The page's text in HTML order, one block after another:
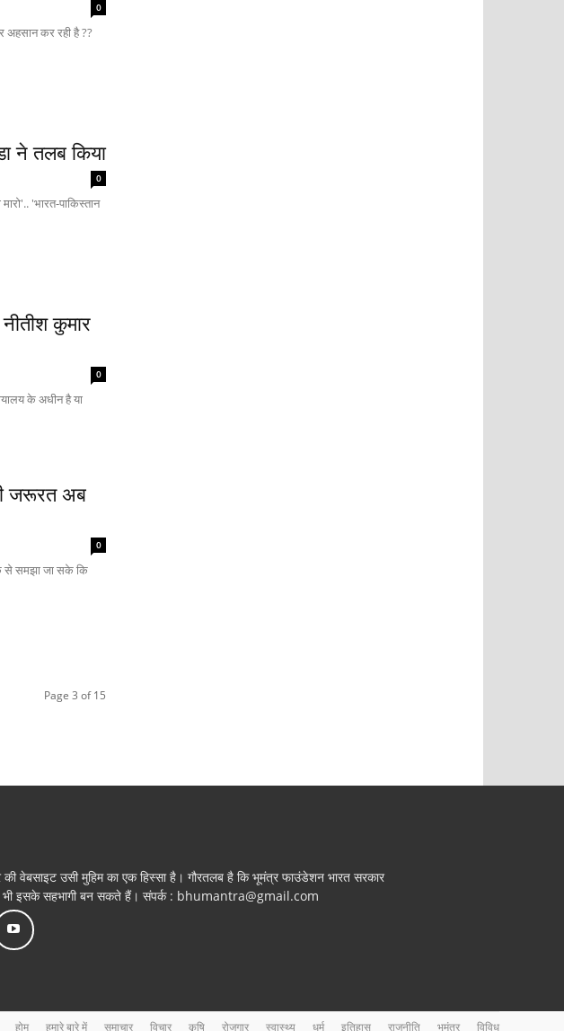
0
अहसान कर रही है ??
ने तलब किया
0
'भारत-पाकिस्तान
कुमार
0
के अधीन है या
जरूरत अब
0
से समझा जा सके कि
Page 3 of 15
वेबसाइट उसी मुहिम का एक हिस्सा है। गौरतलब है कि भूमंत्र फाउंडेशन भारत सरकार
भी इसके सहभागी बन सकते हैं। संपर्क : bhumantra@gmail.com
होम हमारे बारे में समाचार विचार कृषि रोजगार स्वास्थ्य धर्म इतिहास राजनीति भूमंत्र विविध